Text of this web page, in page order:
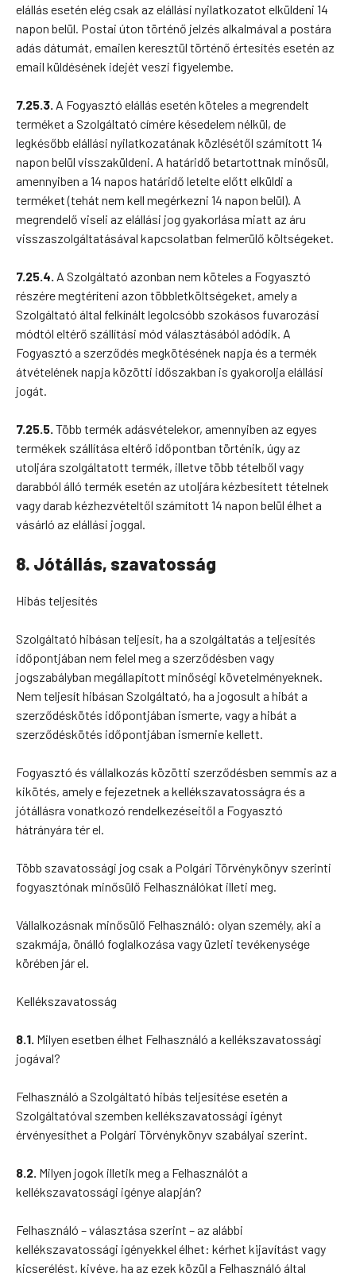
elállás esetén elég csak az elállási nyilatkozatot elküldeni 14
napon belül. Postai úton történő jelzés alkalmával a postára
adás dátumát, emailen keresztül történő értesítés esetén az
email küldésének idejét veszi figyelembe.
7.25.3. A Fogyasztó elállás esetén köteles a megrendelt
terméket a Szolgáltató címére késedelem nélkül, de
legkésőbb elállási nyilatkozatának közlésétől számított 14
napon belül visszaküldeni. A határidő betartottnak minősül,
amennyiben a 14 napos határidő letelte előtt elküldi a
terméket (tehát nem kell megérkezni 14 napon belül). A
megrendelő viseli az elállási jog gyakorlása miatt az áru
visszaszolgáltatásával kapcsolatban felmerülő költségeket.
7.25.4. A Szolgáltató azonban nem köteles a Fogyasztó
részére megtéríteni azon többletköltségeket, amely a
Szolgáltató által felkínált legolcsóbb szokásos fuvarozási
módtól eltérő szállítási mód választásából adódik. A
Fogyasztó a szerződés megkötésének napja és a termék
átvételének napja közötti időszakban is gyakorolja elállási
jogát.
7.25.5. Több termék adásvételekor, amennyiben az egyes
termékek szállítása eltérő időpontban történik, úgy az
utoljára szolgáltatott termék, illetve több tételből vagy
darabból álló termék esetén az utoljára kézbesített tételnek
vagy darab kézhezvételtől számított 14 napon belül élhet a
vásárló az elállási joggal.
8. Jótállás, szavatosság
Hibás teljesítés
Szolgáltató hibásan teljesít, ha a szolgáltatás a teljesítés
időpontjában nem felel meg a szerződésben vagy
jogszabályban megállapított minőségi követelményeknek.
Nem teljesít hibásan Szolgáltató, ha a jogosult a hibát a
szerződéskötés időpontjában ismerte, vagy a hibát a
szerződéskötés időpontjában ismernie kellett.
Fogyasztó és vállalkozás közötti szerződésben semmis az a
kikötés, amely e fejezetnek a kellékszavatosságra és a
jótállásra vonatkozó rendelkezéseitől a Fogyasztó
hátrányára tér el.
Több szavatossági jog csak a Polgári Törvénykönyv szerinti
fogyasztónak minősülő Felhasználókat illeti meg.
Vállalkozásnak minősülő Felhasználó: olyan személy, aki a
szakmája, önálló foglalkozása vagy üzleti tevékenysége
körében jár el.
Kellékszavatosság
8.1. Milyen esetben élhet Felhasználó a kellékszavatossági
jogával?
Felhasználó a Szolgáltató hibás teljesítése esetén a
Szolgáltatóval szemben kellékszavatossági igényt
érvényesíthet a Polgári Törvénykönyv szabályai szerint.
8.2. Milyen jogok illetik meg a Felhasználót a
kellékszavatossági igénye alapján?
Felhasználó – választása szerint – az alábbi
kellékszavatossági igényekkel élhet: kérhet kijavítást vagy
kicserélést, kivéve, ha az ezek közül a Felhasználó által